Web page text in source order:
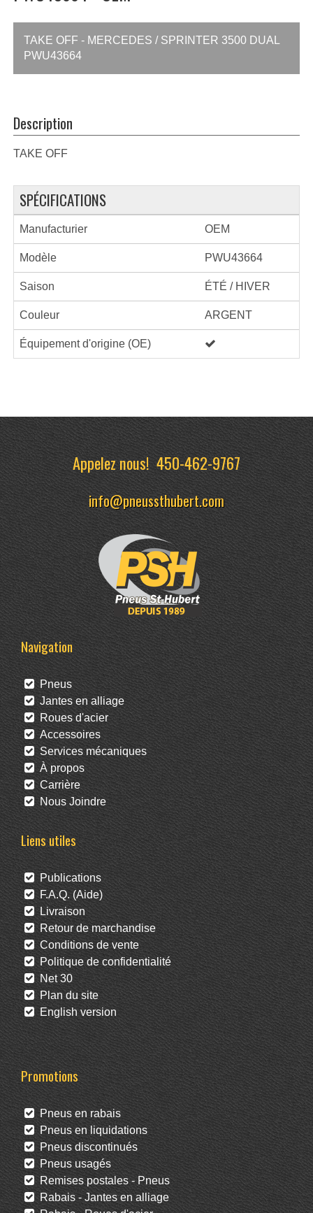
TAKE OFF - MERCEDES / SPRINTER 3500 DUAL
PWU43664
Description
TAKE OFF
SPÉCIFICATIONS
Manufacturier OEM
Modèle PWU43664
Saison ÉTÉ / HIVER
Couleur ARGENT
Équipement d'origine (OE)
Appelez nous!450-462-9767
info@pneussthubert.com
Navigation
Pneus
Jantes en alliage
Roues d'acier
Accessoires
Services mécaniques
À propos
Carrière
Nous Joindre
Liens utiles
Publications
F.A.Q. (Aide)
Livraison
Retour de marchandise
Conditions de vente
Politique de confidentialité
Net 30
Plan du site
English version
Promotions
Pneus en rabais
Pneus en liquidations
Pneus discontinués
Pneus usagés
Remises postales - Pneus
Rabais - Jantes en alliage